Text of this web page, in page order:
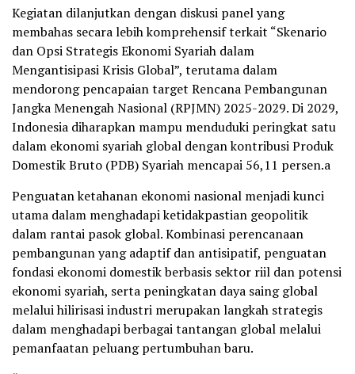
Kegiatan dilanjutkan dengan diskusi panel yang
membahas secara lebih komprehensif terkait “Skenario
dan Opsi Strategis Ekonomi Syariah dalam
Mengantisipasi Krisis Global”, terutama dalam
mendorong pencapaian target Rencana Pembangunan
Jangka Menengah Nasional (RPJMN) 2025-2029. Di 2029,
Indonesia diharapkan mampu menduduki peringkat satu
dalam ekonomi syariah global dengan kontribusi Produk
Domestik Bruto (PDB) Syariah mencapai 56,11 persen.a
Penguatan ketahanan ekonomi nasional menjadi kunci
utama dalam menghadapi ketidakpastian geopolitik
dalam rantai pasok global. Kombinasi perencanaan
pembangunan yang adaptif dan antisipatif, penguatan
fondasi ekonomi domestik berbasis sektor riil dan potensi
ekonomi syariah, serta peningkatan daya saing global
melalui hilirisasi industri merupakan langkah strategis
dalam menghadapi berbagai tantangan global melalui
pemanfaatan peluang pertumbuhan baru.